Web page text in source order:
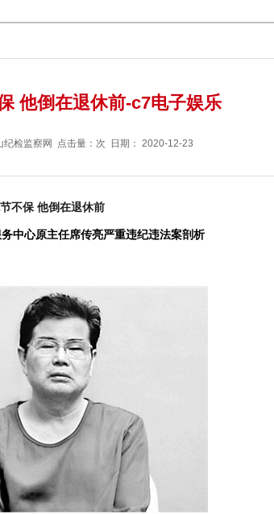
他倒在退休前-c7电子娱乐
纪检监察网 点击量：次 日期： 2020-12-23
不保 他倒在退休前
中心原主任席传亮严重违纪违法案剖析